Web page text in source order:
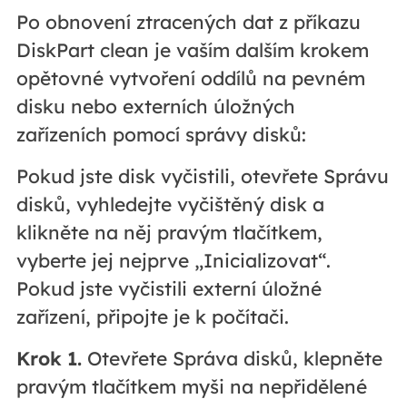
Po obnovení ztracených dat z příkazu
DiskPart clean je vaším dalším krokem
opětovné vytvoření oddílů na pevném
disku nebo externích úložných
zařízeních pomocí správy disků:
Pokud jste disk vyčistili, otevřete Správu
disků, vyhledejte vyčištěný disk a
klikněte na něj pravým tlačítkem,
vyberte jej nejprve „Inicializovat“.
Pokud jste vyčistili externí úložné
zařízení, připojte je k počítači.
Krok 1.Otevřete Správa disků, klepněte
pravým tlačítkem myši na nepřidělené